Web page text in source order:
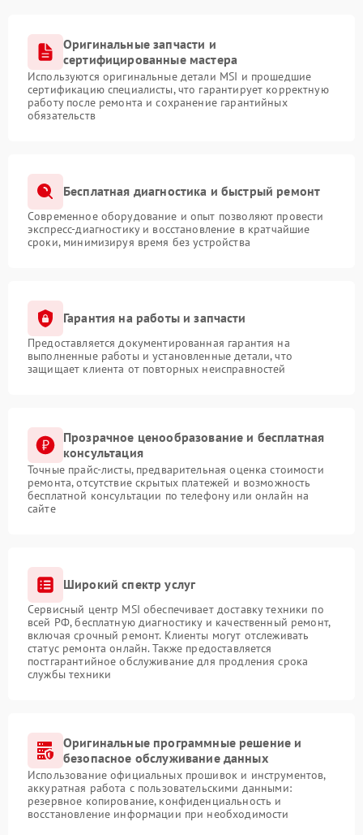
Оригинальные запчасти и
сертифицированные мастера
Используются оригинальные детали MSI и прошедшие
сертификацию специалисты, что гарантирует корректную
работу после ремонта и сохранение гарантийных
обязательств
Бесплатная диагностика и быстрый ремонт
Современное оборудование и опыт позволяют провести
экспресс-диагностику и восстановление в кратчайшие
сроки, минимизируя время без устройства
Гарантия на работы и запчасти
Предоставляется документированная гарантия на
выполненные работы и установленные детали, что
защищает клиента от повторных неисправностей
Прозрачное ценообразование и бесплатная
консультация
Точные прайс-листы, предварительная оценка стоимости
ремонта, отсутствие скрытых платежей и возможность
бесплатной консультации по телефону или онлайн на
сайте
Широкий спектр услуг
Сервисный центр MSI обеспечивает доставку техники по
всей РФ, бесплатную диагностику и качественный ремонт,
включая срочный ремонт. Клиенты могут отслеживать
статус ремонта онлайн. Также предоставляется
постгарантийное обслуживание для продления срока
службы техники
Оригинальные программные решение и
безопасное обслуживание данных
Использование официальных прошивок и инструментов,
аккуратная работа с пользовательскими данными:
резервное копирование, конфиденциальность и
восстановление информации при необходимости